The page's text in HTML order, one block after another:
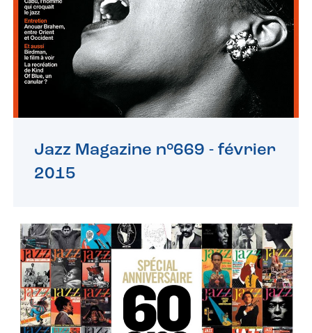
Jazz Magazine n°669 - février
2015